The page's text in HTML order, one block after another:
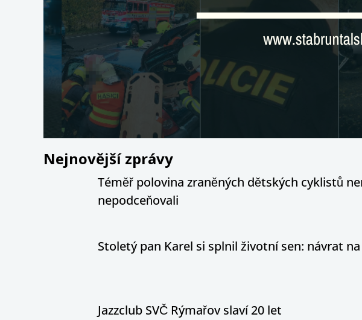
Nejnovější zprávy
Téměř polovina zraněných dětských cyklistů
nepodceňovali
Stoletý pan Karel si splnil životní sen: návrat
Jazzclub SVČ Rýmařov slaví 20 let